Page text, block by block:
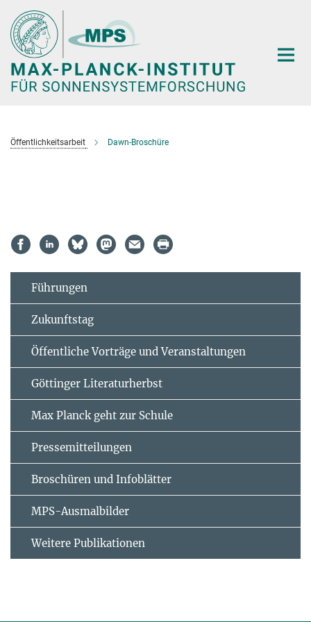
Hauptinhalt
Öffentlichkeitsarbeit Dawn-Broschüre
Führungen
Zukunftstag
Öffentliche Vorträge und Veranstaltungen
Göttinger Literaturherbst
Max Planck geht zur Schule
Pressemitteilungen
Broschüren und Infoblätter
MPS-Ausmalbilder
Weitere Publikationen